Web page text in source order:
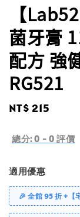
【
菌牙膏
配方 強
RG521
Regular
NT$ 215
總分:0 - 0 評價
適用優惠
🎉 全館 95 折 +【